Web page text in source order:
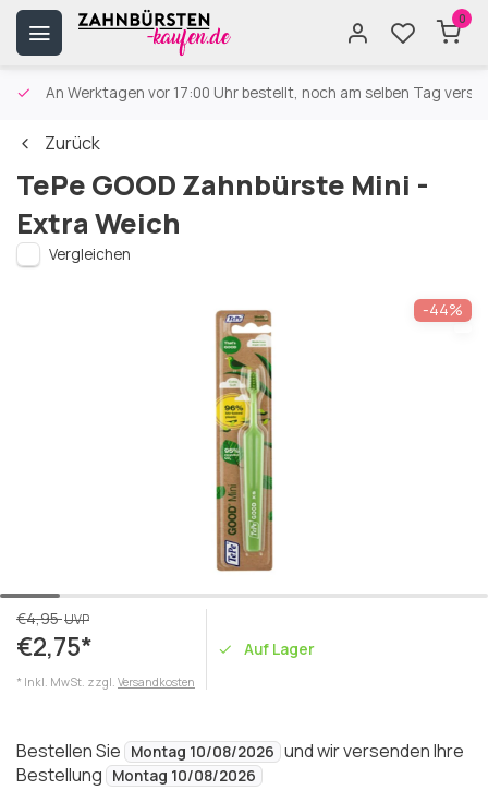
0
An Werktagen vor 17:00 Uhr bestellt, noch am selben Tag
Zurück
TePe GOOD Zahnbürste Mini -
Extra Weich
Vergleichen
-44%
€4,95UVP
€2,75*
* Inkl. MwSt. zzgl. Versandkosten
Auf Lager
Bestellen Sie Montag 10/08/2026 und wir versenden Ihre
Bestellung
Montag 10/08/2026